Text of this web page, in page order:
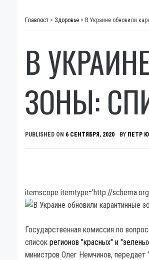
Главпост > Здоровье > В Украине обновили
В
ЗОНЫ:
PUBLISHED ON 6 СЕНТЯБРЯ, 2020 BY ПЕТР
itemscope itemtype=’http://
Государственная комиссия по
список регионов "красных" и
министров Олег Немчинов, передает